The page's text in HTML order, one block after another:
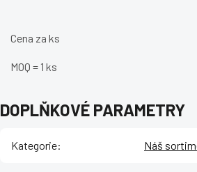
Cena za ks
MOQ = 1 ks
DOPLŇKOVÉ PARAMETRY
Kategorie: Náš